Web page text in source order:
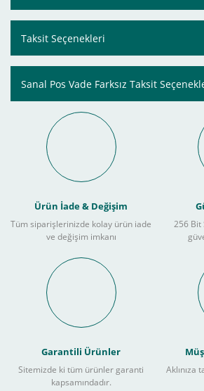
Taksit Seçenekleri
Sanal Pos Vade Farksız Taksit
Ürün İade & Değişim
Tüm siparişlerinizde kolay ürün iade
ve değişim imkanı
256 Bit
Garantili Ürünler
Sitemizde ki tüm ürünler garanti
kapsamındadır.
Aklınıza